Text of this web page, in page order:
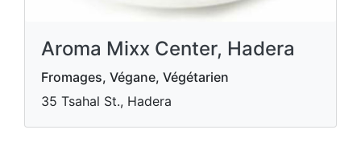
Aroma Mixx Center, Hadera
Fromages, Végane, Végétarien
35 Tsahal St., Hadera